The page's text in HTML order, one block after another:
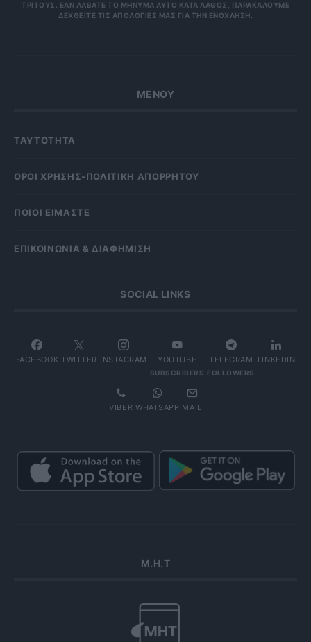
ΟΥΣ. ΕΆΝ ΛΆΒΑΤΕ ΤΟ ΜΉΝΥΜΑ ΑΥΤΌ ΚΑΤΆ ΛΆΘΟΣ, ΠΑΡΑΚΑΛΟΎΜΕ ΔΕΧΘ
ΕΊΤΕ ΤΙΣ ΑΠΟΛΟΓΊΕΣ ΜΑΣ ΓΙΑ ΤΗΝ ΕΝΌΧΛΗΣΗ.
ΜΕΝΟΥ
ΤΑΥΤΟΤΗΤΑ
OΡΟΙ ΧΡΗΣΗΣ-ΠΟΛΙΤΙΚΗ ΑΠΟΡΡΗΤΟΥ
ΠΟΙΟΙ ΕΙΜΑΣΤΕ
ΕΠΙΚΟΙΝΩΝΙΑ & ΔΙΑΦΗΜΙΣΗ
SOCIAL LINKS
FACEBOOK TWITTER INSTAGRAM YOUTUBE
SUBSCRIBERS
TELEGRAM
FOLLOWERS
LINKEDIN
VIBER WHATSAPP MAIL
Μ.Η.Τ